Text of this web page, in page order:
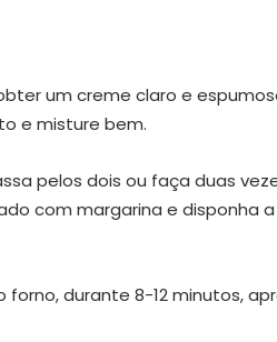
um creme claro e
e misture bem.
pelos dois ou faça duas
com margarina e disponha
durante 8-12 minutos,